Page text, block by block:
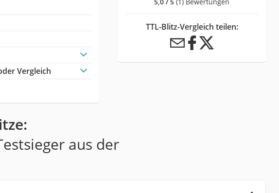
Vergleich
TTL-Blitz-Vergleich teilen:
aus der